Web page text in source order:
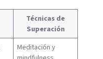
Técnicas de
Superación
Meditación y